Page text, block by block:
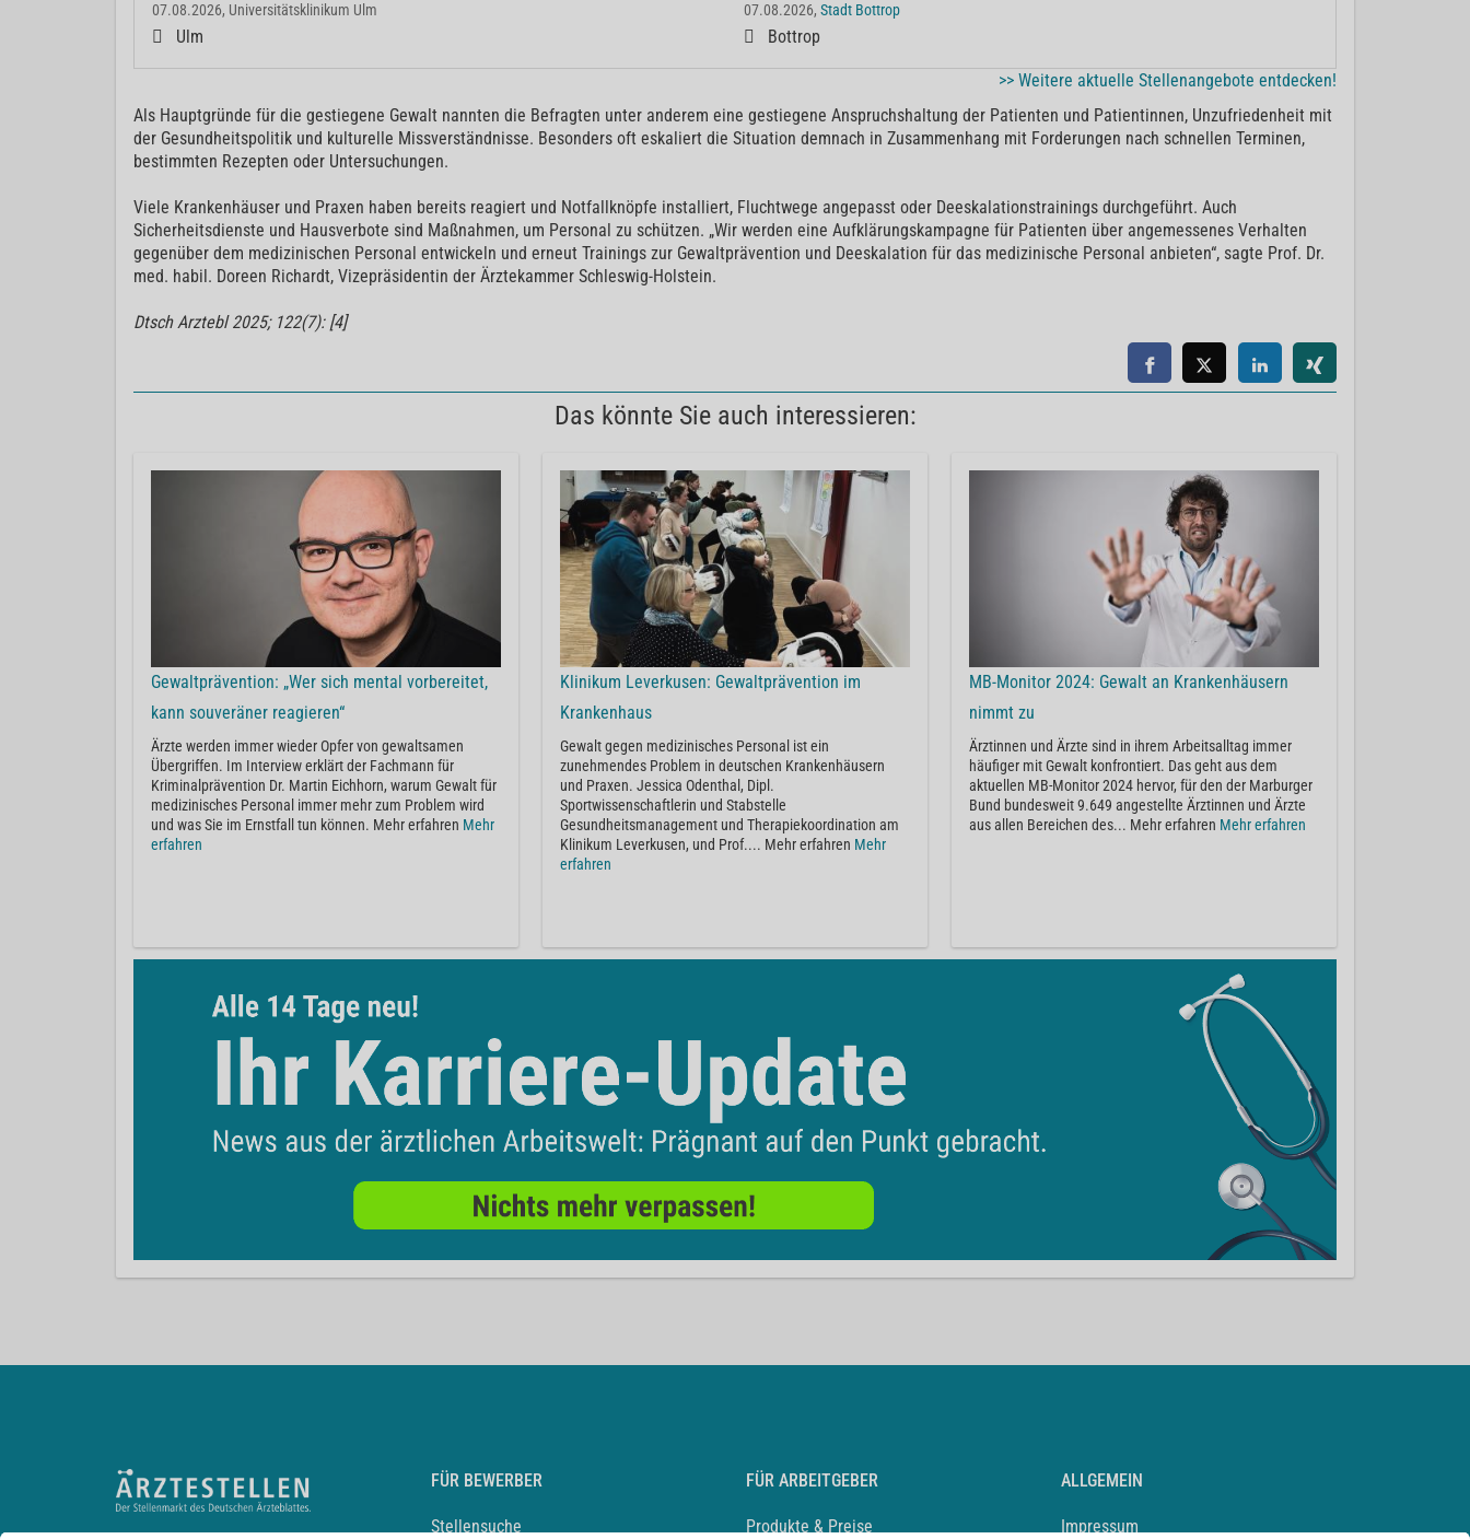
07.08.2026, Universitätsklinikum Ulm
Ulm
07.08.2026, Stadt Bottrop
Bottrop
>> Weitere aktuelle Stellenangebote entdecken!
Als Hauptgründe für die gestiegene Gewalt nannten die Befragten unter anderem eine gestiegene Anspruchshaltung der Patienten und Patientinnen, Unzufriedenheit mit
der Gesundheitspolitik und kulturelle Missverständnisse. Besonders oft eskaliert die Situation demnach in Zusammenhang mit Forderungen nach schnellen Terminen,
bestimmten Rezepten oder Untersuchungen.
Viele Krankenhäuser und Praxen haben bereits reagiert und Notfallknöpfe installiert, Fluchtwege angepasst oder Deeskalationstrainings durchgeführt. Auch
Sicherheitsdienste und Hausverbote sind Maßnahmen, um Personal zu schützen. „Wir werden eine Aufklärungskampagne für Patienten über angemessenes Verhalten
gegenüber dem medizinischen Personal entwickeln und erneut Trainings zur Gewaltprävention und Deeskalation für das medizinische Personal anbieten“, sagte Prof. Dr.
med. habil. Doreen Richardt, Vizepräsidentin der Ärztekammer Schleswig-Holstein.
Dtsch Arztebl 2025; 122(7): [4]
Das könnte Sie auch interessieren:
Gewaltprävention: „Wer sich mental vorbereitet,
kann souveräner reagieren“
Ärzte werden immer wieder Opfer von gewaltsamen
Übergriffen. Im Interview erklärt der Fachmann für
Kriminalprävention Dr. Martin Eichhorn, warum Gewalt für
medizinisches Personal immer mehr zum Problem wird
und was Sie im Ernstfall tun können. Mehr erfahren Mehr
erfahren
Klinikum Leverkusen: Gewaltprävention im
Krankenhaus
Gewalt gegen medizinisches Personal ist ein
zunehmendes Problem in deutschen Krankenhäusern
und Praxen. Jessica Odenthal, Dipl.
Sportwissenschaftlerin und Stabstelle
Gesundheitsmanagement und Therapiekoordination am
Klinikum Leverkusen, und Prof.... Mehr erfahren Mehr
erfahren
MB-Monitor 2024: Gewalt an Krankenhäusern
nimmt zu
Ärztinnen und Ärzte sind in ihrem Arbeitsalltag immer
häufiger mit Gewalt konfrontiert. Das geht aus dem
aktuellen MB-Monitor 2024 hervor, für den der Marburger
Bund bundesweit 9.649 angestellte Ärztinnen und Ärzte
aus allen Bereichen des... Mehr erfahren Mehr erfahren
FÜR BEWERBER
Stellensuche
FÜR ARBEITGEBER
Produkte & Preise
ALLGEMEIN
Impressum